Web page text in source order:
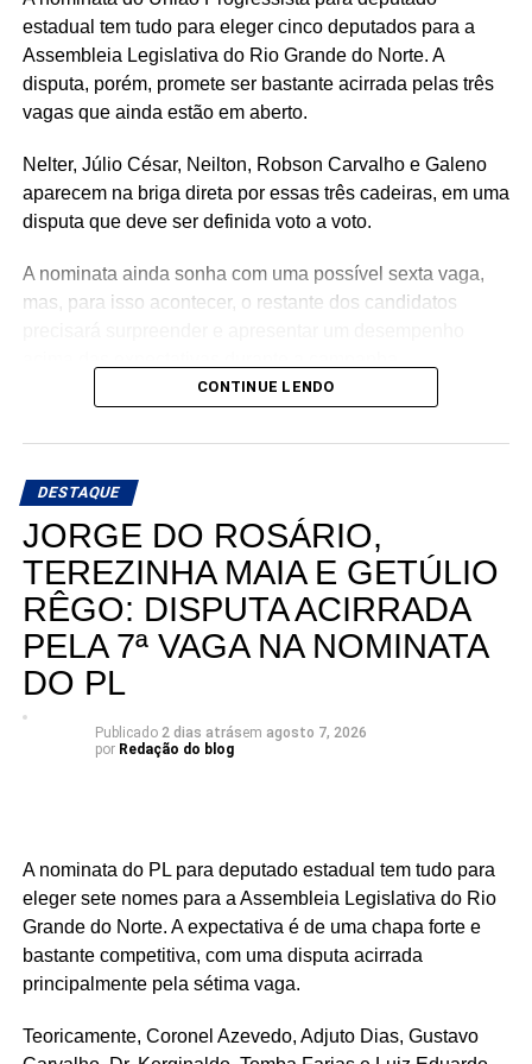
estadual tem tudo para eleger cinco deputados para a
Assembleia Legislativa do Rio Grande do Norte. A
disputa, porém, promete ser bastante acirrada pelas três
vagas que ainda estão em aberto.
Nelter, Júlio César, Neilton, Robson Carvalho e Galeno
aparecem na briga direta por essas três cadeiras, em uma
disputa que deve ser definida voto a voto.
A nominata ainda sonha com uma possível sexta vaga,
mas, para isso acontecer, o restante dos candidatos
Teoricamente, Kleber Rodrigues e Cinthia, esposa de
Allyson Bezerra, pré-candidato ao Governo do Estado,
votação dentro da nominata.
Com cinco cadeiras consideradas viáveis e uma sexta
dependendo de um desempenho acima do esperado, a
briga interna do União Progressista promete ser uma das
mais interessantes da eleição para a Assembleia
Legislativa em 2026.
CONTINUE LENDO
DESTAQUE
JORGE DO ROSÁRIO,
TEREZINHA MAIA E GETÚLIO
RÊGO: DISPUTA ACIRRADA
PELA 7ª VAGA NA NOMINATA
DO PL
Publicado 2 dias atrásem agosto 7, 2026
por Redação do blog
A nominata do PL para deputado estadual tem tudo para
eleger sete nomes para a Assembleia Legislativa do Rio
Grande do Norte. A expectativa é de uma chapa forte e
bastante competitiva, com uma disputa acirrada
principalmente pela sétima vaga.
Teoricamente, Coronel Azevedo, Adjuto Dias, Gustavo